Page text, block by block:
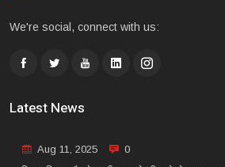
We're social, connect with us:
Latest News
Aug 11, 2025 0